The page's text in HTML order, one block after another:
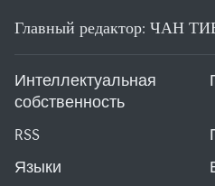
Главный редактор: ЧАН
Интеллектуальная
собственность
RSS
Языки